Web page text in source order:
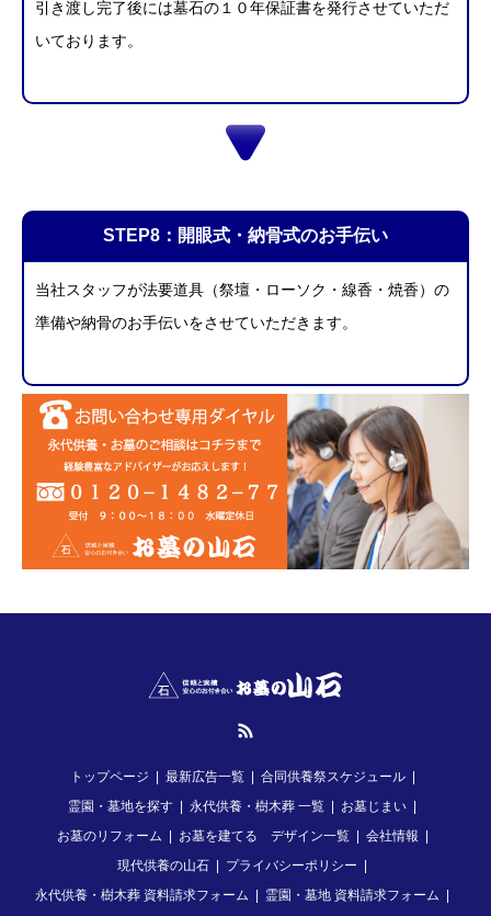
引き渡し完了後には墓石の１０年保証書を発行させていただ
いております。
STEP8： 開眼式・納骨式のお手伝い
当社スタッフが法要道具（祭壇・ローソク・線香・焼香）の
準備や納骨のお手伝いをさせていただきます。
トップページ 最新広告一覧
合同供養祭スケジュール
霊園・墓地を探す
永代供養・樹木葬 一覧
お墓じまい
お墓のリフォーム
お墓を建てる デザイン一覧
会社情報
現代供養の山石
プライバシーポリシー
永代供養・樹木葬 資料請求フォーム
霊園・墓地 資料請求フォーム